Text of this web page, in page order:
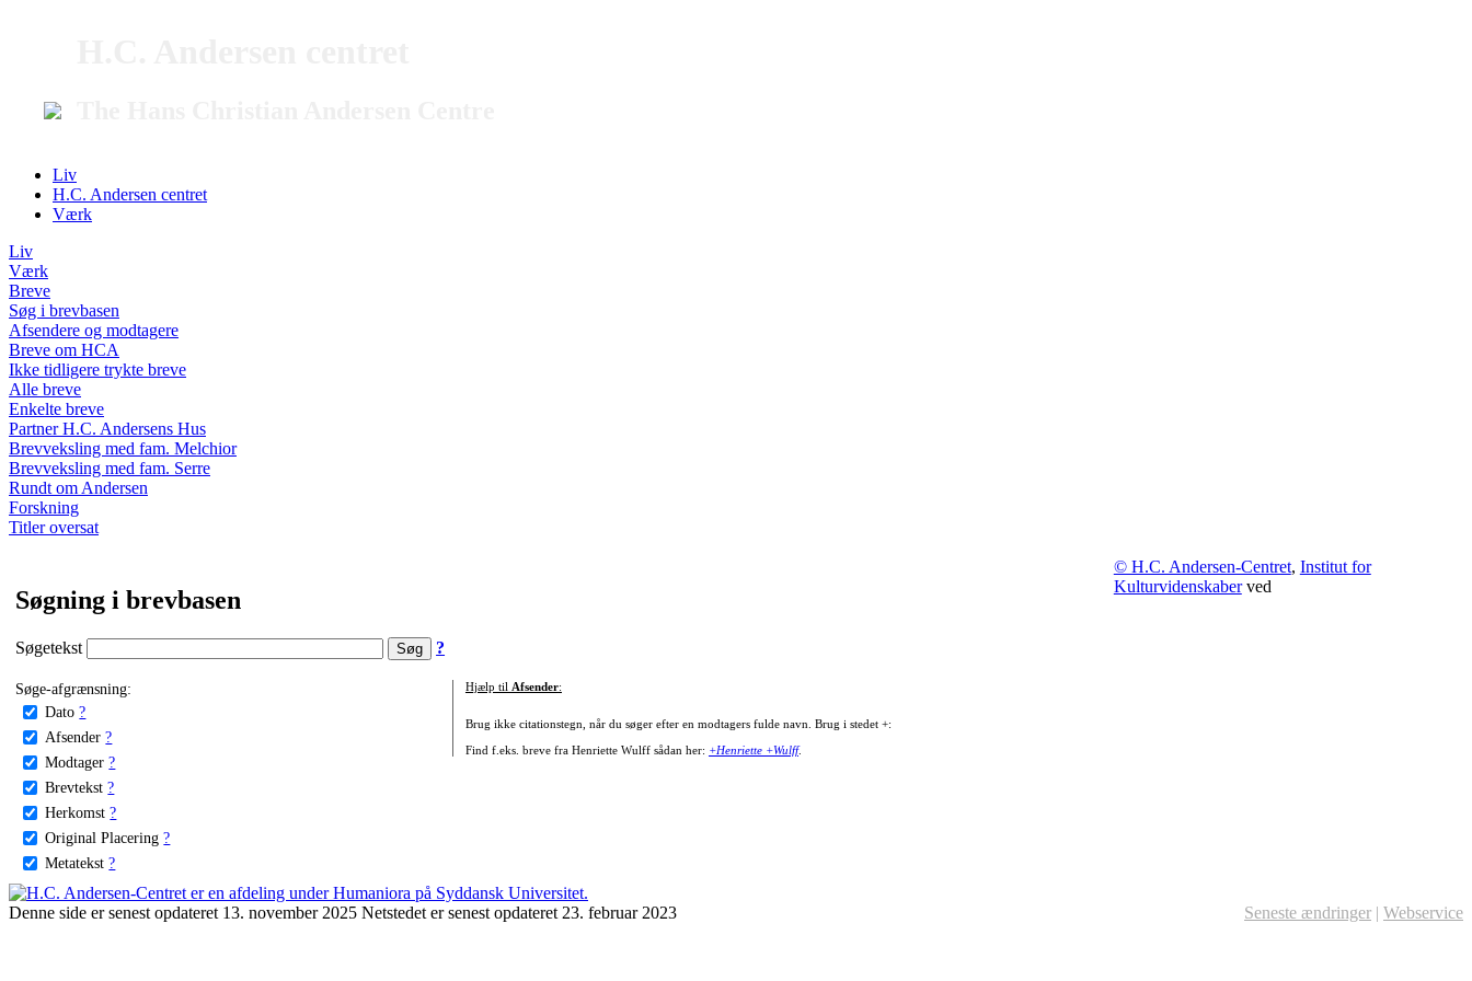
Liv
H.C. Andersen centret
Værk
Liv
Værk
Breve
Søg i brevbasen
Afsendere og modtagere
Breve om HCA
Ikke tidligere trykte breve
Alle breve
Enkelte breve
Partner H.C. Andersens Hus
Brevveksling med fam. Melchior
Brevveksling med fam. Serre
Rundt om Andersen
Forskning
Titler oversat
Søgning i brevbasen
Søgetekst ?
Søge-afgrænsning:
Dato ?
Afsender ?
Modtager ?
Brevtekst ?
Herkomst ?
Original Placering ?
Metatekst ?
Hjælp til Afsender:
Brug ikke citationstegn, når du søger efter en modtagers fulde navn. Brug i stedet +:
Find f.eks. breve fra Henriette Wulff sådan her: +Henriette +Wulff.
© H.C. Andersen-Centret, Institut for
Kulturvidenskaberved
Denne side er senest opdateret 13. november 2025 Netstedet er senest opdateret 23. februar 2023 Seneste ændringer | Webservice